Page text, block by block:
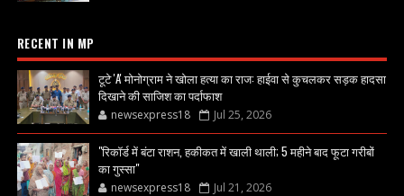
RECENT IN MP
टूटे 'A' मोनोग्राम ने खोला हत्या का राज: हाईवा से कुचलकर सड़क हादसा
दिखाने की साजिश का पर्दाफाश
newsexpress18 Jul 25, 2026
"रिकॉर्ड में बंटा राशन, हकीकत में खाली थाली; 5 महीने बाद फूटा गरीबों
का गुस्सा"
newsexpress18 Jul 21, 2026